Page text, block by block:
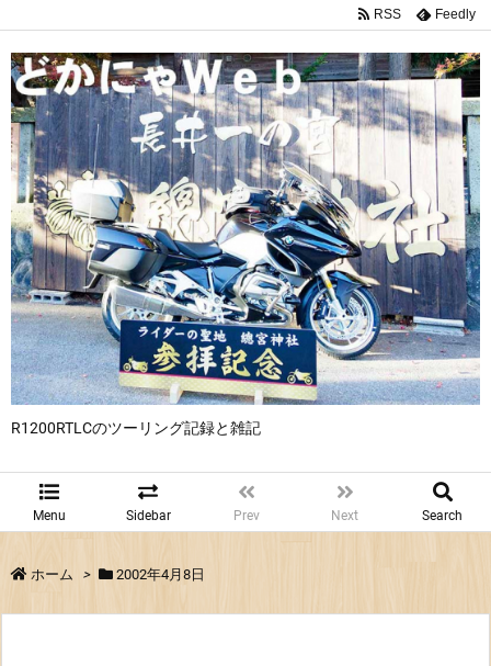
R1200RTLCのツーリング記録と雑記
Menu Sidebar Prev Next Search
RSS Feedly
ホーム > 2002年4月8日